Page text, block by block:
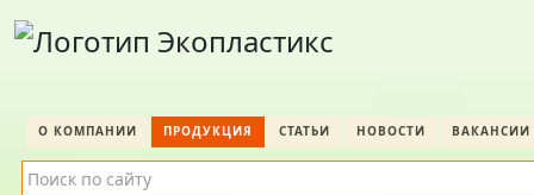
О КОМПАНИИ ПРОДУКЦИЯ СТАТЬИ НОВОСТИ ВАКАНСИИ